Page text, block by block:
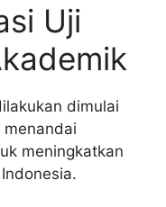
Uji
dimulai
menandai
meningkatkan